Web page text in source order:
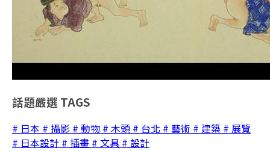
話題嚴選 TAGS
# 日本 # 攝影 # 動物 # 木頭 # 台北 # 藝術 # 建築 # 展覽
# 日本設計 # 插畫 # 文具 # 設計